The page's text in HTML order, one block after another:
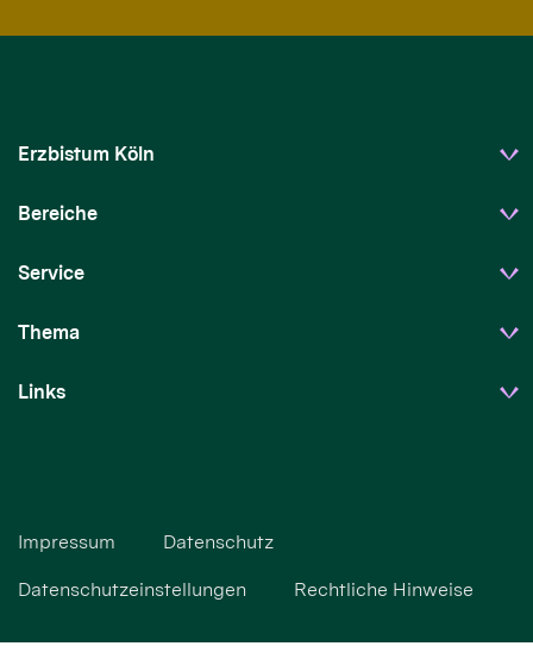
Erzbistum Köln
Bereiche
Service
Thema
Links
Impressum Datenschutz
Datenschutzeinstellungen Rechtliche Hinweise